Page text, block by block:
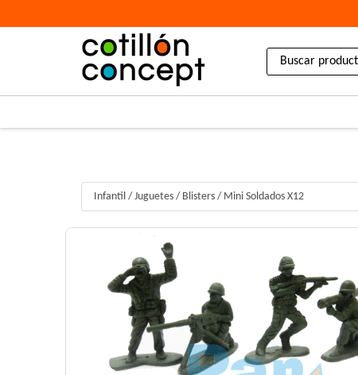
Infantil /Juguetes / Blisters / Mini Soldados X12